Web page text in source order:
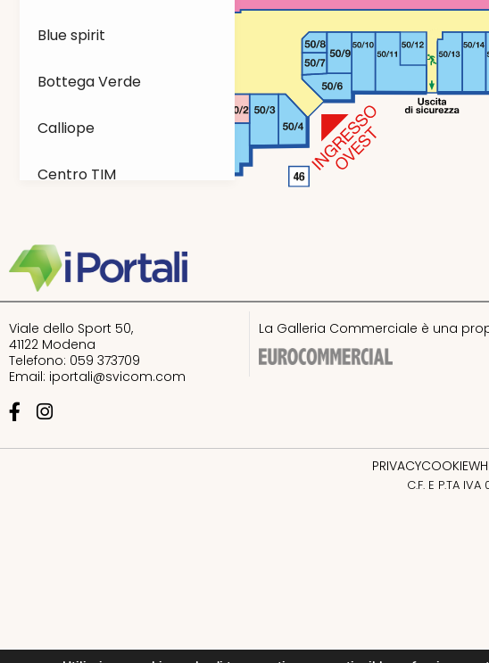
Blue spirit
Bottega Verde
Calliope
Centro TIM
Diamanti
Evos
Farmacia comunale
Fiorella Rubino
Viale dello Sport 50,
41122 Modena
Telefono: 059 373709
Email: iportali@svicom.com
La Galleria Commerciale è una
PRIVACYCOOKIE
C.F. E P.TA